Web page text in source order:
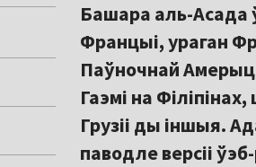
Башара аль-Асада
Францыі, ураган
Паўночнай
Гаэмі на
Грузіі ды іншыя.
паводле версіі